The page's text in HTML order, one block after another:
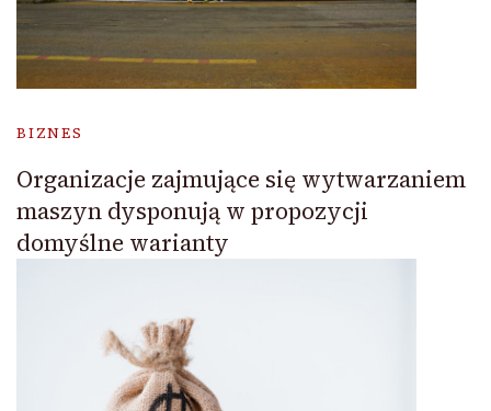
BIZNES
Organizacje zajmujące się wytwarzaniem
maszyn dysponują w propozycji
domyślne warianty